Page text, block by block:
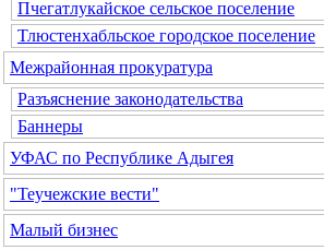
Пчегатлукайское сельское поселение
Тлюстенхабльское городское поселение
Межрайонная прокуратура
Разъяснение законодательства
Баннеры
УФАС по Республике Адыгея
"Теучежские вести"
Малый бизнес